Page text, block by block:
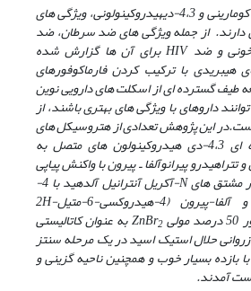
ترکیب­ های دارای بخش کومارینی و 4،3-دی­هیدروکینولونی، ویژگی­ های
دارند. از جمله ویژگی ­های ضد سرطان، ضد
بسته شدن رگ­ های خونی و ضد HIV برای آن­ ها گزارش شده
با ترکیب کردن فارماکوفورهای
طیف گسترده ای از اسکلت های دارویی نوین
داروهای با ویژگی­ های بهتری باشند، از
است.در این پژوهش تعدادی از هتروسیکل ­های
نوین چهار و پنج حلقه­ ای 4،3-دی هیدروکینولون­ های متصل به
تتراهیدرو پیرانوآلفا ـ پیرون با واکنش پیاپی
ناوناگل هترو دیلز ـ آلدر مشتق­ های N-آکریل آنترانیل آلدهید با 4-
هیدروکسی کومارین و آلفا-پیرون (4-هیدروکسی-6-متیل-2H
2 به ­عنوان کاتالیستی
حلال استیک اسید در یک مرحله سنتز
بازده بسیار خوب و همچنین ناحیه ­گزینی و
آمدند.